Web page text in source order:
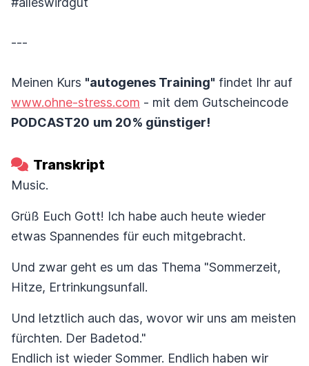
---
Meinen Kurs "autogenes Training" findet Ihr auf
www.ohne-stress.com - mit dem Gutscheincode
PODCAST20 um 20% günstiger!
Transkript
Music.
Grüß Euch Gott! Ich habe auch heute wieder
etwas Spannendes für euch mitgebracht.
Und zwar geht es um das Thema "Sommerzeit,
Hitze, Ertrinkungsunfall.
Und letztlich auch das, wovor wir uns am meisten
fürchten. Der Badetod."
Endlich ist wieder Sommer. Endlich haben wir